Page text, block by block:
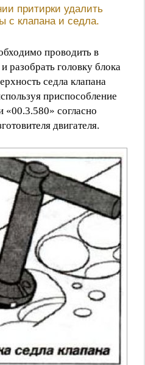
притирки удалить
с клапана и седла.
проводить в
разобрать головку блока
седла клапана
приспособление
«00.3.580» согласно
двигателя.